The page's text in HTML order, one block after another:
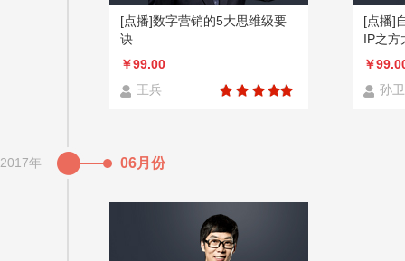
[点播]数字营销的5大思维级要
诀
￥99.00
王兵
[点播]
IP之方
￥
孙
2017年 06月份